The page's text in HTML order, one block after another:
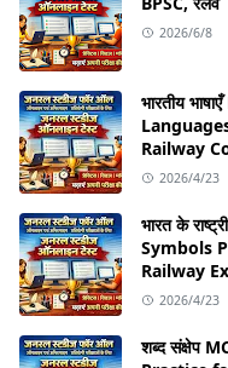
2026/6/8
भारतीय
Railway
2026/4/23
भारत के
Symbols
Railway
2026/4/23
शब्द संक्षेप